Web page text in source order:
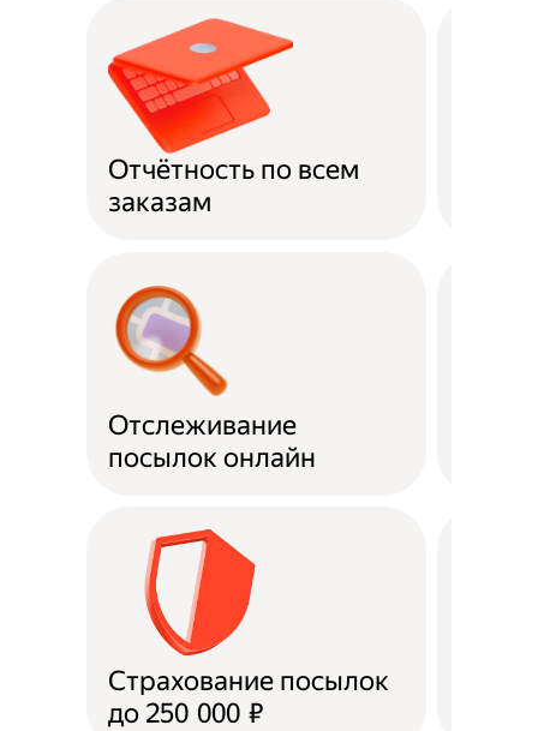
Отчётность по всем
заказам
Отслеживание
посылок онлайн
Страхование посылок
до 250 000 ₽